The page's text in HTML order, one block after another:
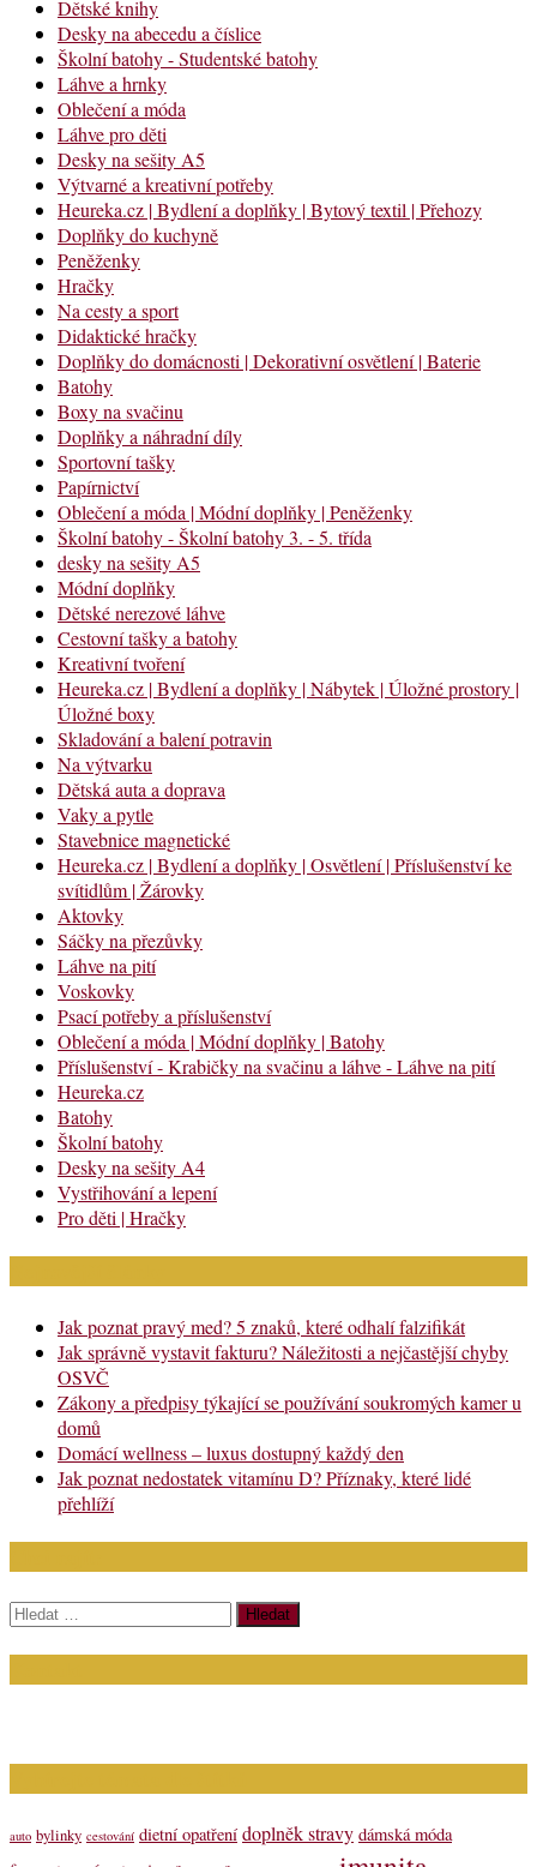
Dětské knihy
Desky na abecedu a číslice
Školní batohy - Studentské batohy
Láhve a hrnky
Oblečení a móda
Láhve pro děti
Desky na sešity A5
Výtvarné a kreativní potřeby
Heureka.cz | Bydlení a doplňky | Bytový textil | Přehozy
Doplňky do kuchyně
Peněženky
Hračky
Na cesty a sport
Didaktické hračky
Doplňky do domácnosti | Dekorativní osvětlení | Baterie
Batohy
Boxy na svačinu
Doplňky a náhradní díly
Sportovní tašky
Papírnictví
Oblečení a móda | Módní doplňky | Peněženky
Školní batohy - Školní batohy 3. - 5. třída
desky na sešity A5
Módní doplňky
Dětské nerezové láhve
Cestovní tašky a batohy
Kreativní tvoření
Heureka.cz | Bydlení a doplňky | Nábytek | Úložné prostory |
Úložné boxy
Skladování a balení potravin
Na výtvarku
Dětská auta a doprava
Vaky a pytle
Stavebnice magnetické
Heureka.cz | Bydlení a doplňky | Osvětlení | Příslušenství ke
svítidlům | Žárovky
Aktovky
Sáčky na přezůvky
Láhve na pití
Voskovky
Psací potřeby a příslušenství
Oblečení a móda | Módní doplňky | Batohy
Příslušenství - Krabičky na svačinu a láhve - Láhve na pití
Heureka.cz
Batohy
Školní batohy
Desky na sešity A4
Vystřihování a lepení
Pro děti | Hračky
Jak poznat pravý med? 5 znaků, které odhalí falzifikát
Jak správně vystavit fakturu? Náležitosti a nejčastější chyby
OSVČ
Zákony a předpisy týkající se používání soukromých kamer u
domů
Domácí wellness – luxus dostupný každý den
Jak poznat nedostatek vitamínu D? Příznaky, které lidé
přehlíží
Vyhledávání
auto bylinky cestování dietní opatření doplněk stravy dámská móda